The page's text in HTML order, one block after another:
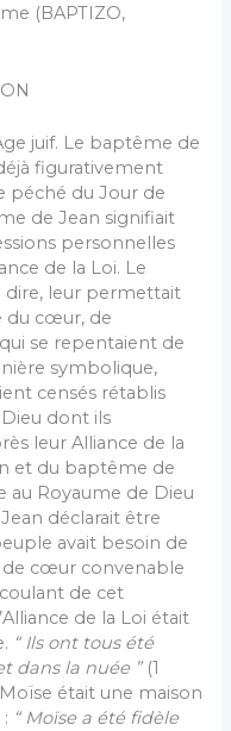
(BAPTIZO,
juif. Le baptême de
figurativement
péché du Jour de
de Jean signifiait
personnelles
de la Loi. Le
dire, leur permettait
du cœur, de
se repentaient de
symbolique,
censés rétablis
dont ils
leur Alliance de la
et du baptême de
au Royaume de Dieu
déclarait être
avait besoin de
de cœur convenable
de cet
de la Loi était
“ Ils ont tous été
dans la nuée ”(1
était une maison
“ Moïse a été fidèle